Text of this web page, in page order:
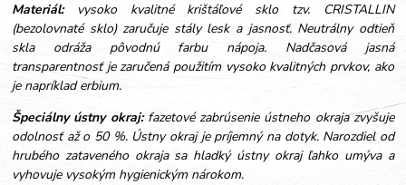
Materiál:
vysoko kvalitné krištáľové sklo tzv. CRISTALLIN
(bezolovnaté sklo) zaručuje stály lesk a jasnosť. Neutrálny odtieň
skla odráža pôvodnú farbu nápoja. Nadčasová jasná
transparentnosť je zaručená použitím vysoko kvalitných prvkov, ako
je napríklad erbium.
Špeciálny ústny okraj: fazetové zabrúsenie ústneho okraja zvyšuje
odolnosť až o 50 %. Ústny okraj je príjemný na dotyk. Narozdiel od
hrubého zataveného okraja sa hladký ústny okraj ľahko umýva a
vyhovuje vysokým hygienickým nárokom.